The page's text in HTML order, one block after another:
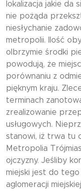
lokalizacja jakie da
nie pożąda
niesłychanie
metropolii. Ilość
olbrzymie środki
powodują, że
porównaniu z
pięknym kraju.
terminach
zrealizowanie
usługowych.
stanowi, iż trwa tu
Metropolia
ojczyzny. Jeśliby
miejski jest do
aglomeracji